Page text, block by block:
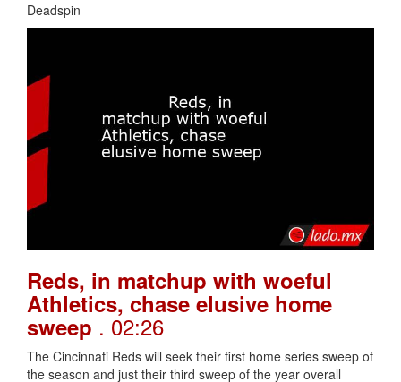
Deadspin
Reds, in matchup with woeful
Athletics, chase elusive home
sweep . 02:26
The Cincinnati Reds will seek their first home series sweep of
the season and just their third sweep of the year overall